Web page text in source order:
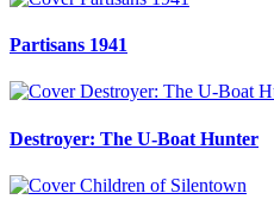
Partisans 1941
Destroyer: The U-Boat Hunter